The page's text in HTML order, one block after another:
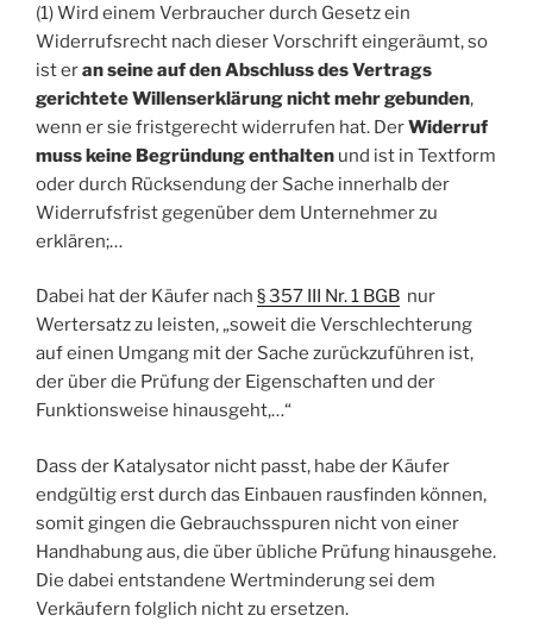
(1) Wird einem Verbraucher durch Gesetz ein
Widerrufsrecht nach dieser Vorschrift eingeräumt, so
ist eran seine auf den Abschluss des Vertrags
gerichtete Willenserklärung nicht mehr gebunden,
wenn er sie fristgerecht widerrufen hat. DerWiderruf
muss keine Begründung enthalten und ist in Textform
oder durch Rücksendung der Sache innerhalb der
Widerrufsfrist gegenüber dem Unternehmer zu
erklären;…
Dabei hat der Käufer nach § 357 III Nr. 1 BGB nur
Wertersatz zu leisten, „soweit die Verschlechterung
auf einen Umgang mit der Sache zurückzuführen ist,
der über die Prüfung der Eigenschaften und der
Funktionsweise hinausgeht,…“
Dass der Katalysator nicht passt, habe der Käufer
endgültig erst durch das Einbauen rausfinden können,
somit gingen die Gebrauchsspuren nicht von einer
Handhabung aus, die über übliche Prüfung hinausgehe.
Die dabei entstandene Wertminderung sei dem
Verkäufern folglich nicht zu ersetzen.